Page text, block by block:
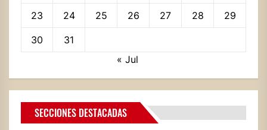
23 24 25 26 27 28 29
30
31
« Jul
SECCIONES DESTACADAS